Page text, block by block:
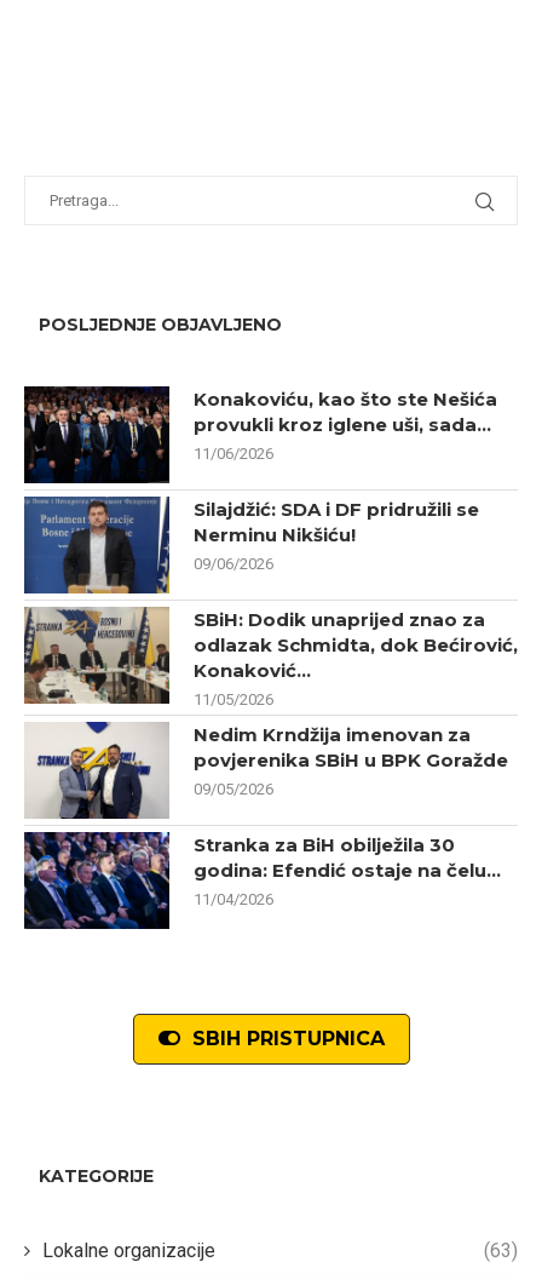
POSLJEDNJE OBJAVLJENO
Konakoviću, kao što ste Nešića
provukli kroz iglene uši, sada...
11/06/2026
Silajdžić: SDA i DF pridružili se
Nerminu Nikšiću!
09/06/2026
SBiH: Dodik unaprijed znao za
odlazak Schmidta, dok Bećirović,
Konaković...
11/05/2026
Nedim Krndžija imenovan za
povjerenika SBiH u BPK Goražde
09/05/2026
Stranka za BiH obilježila 30
godina: Efendić ostaje na čelu...
11/04/2026
SBIH PRISTUPNICA
KATEGORIJE
Lokalne organizacije (63)